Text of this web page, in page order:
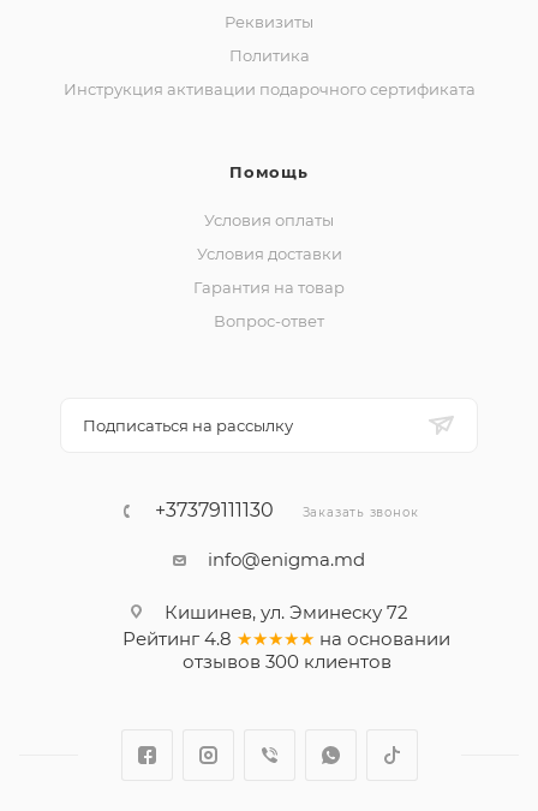
Реквизиты
Политика
Инструкция активации подарочного сертификата
Помощь
Условия оплаты
Условия доставки
Гарантия на товар
Вопрос-ответ
Подписаться на рассылку
+37379111130 Заказать звонок
info@enigma.md
Кишинев, ул. Эминеску 72
Рейтинг 4.8 ★★★★★ на основании
отзывов 300клиентов